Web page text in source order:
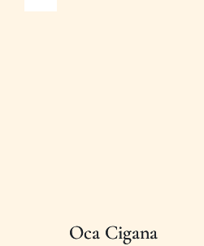
Oca Cigana